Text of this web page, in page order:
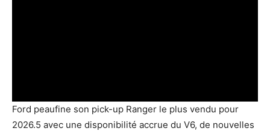
Ford peaufine son pick-up Ranger le plus vendu pour
2026.5 avec une disponibilité accrue du V6, de nouvelles